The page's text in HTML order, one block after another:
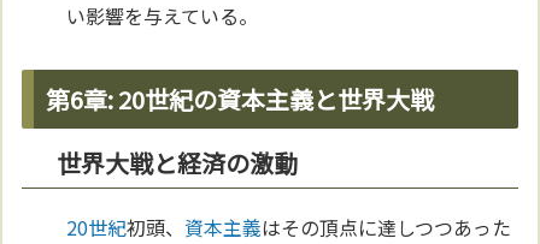
い影響を与えている。
第6章: 20世紀の資本主義と世界大戦
世界大戦と経済の激動
20世紀初頭、 資本主義はその頂点に達しつつあった